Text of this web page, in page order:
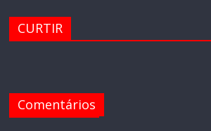
CURTIR
Comentários